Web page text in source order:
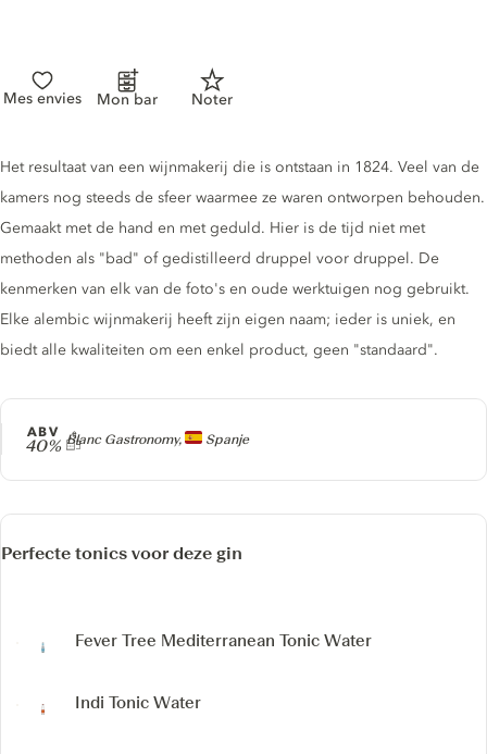
Mes envies Mon bar Noter
Producer
Blanc Gastronomy, Spanje
ABV
40%
Gin description
Het resultaat van een wijnmakerij die is ontstaan ​​in 1824. Veel van de
kamers nog steeds de sfeer waarmee ze waren ontworpen behouden.
Gemaakt met de hand en met geduld. Hier is de tijd niet met
methoden als "bad" of gedistilleerd druppel voor druppel. De
kenmerken van elk van de foto's en oude werktuigen nog gebruikt.
Elke alembic wijnmakerij heeft zijn eigen naam; ieder is uniek, en
biedt alle kwaliteiten om een ​​enkel product, geen "standaard".
Perfecte tonics voor deze gin
Fever Tree Mediterranean Tonic Water
Indi Tonic Water